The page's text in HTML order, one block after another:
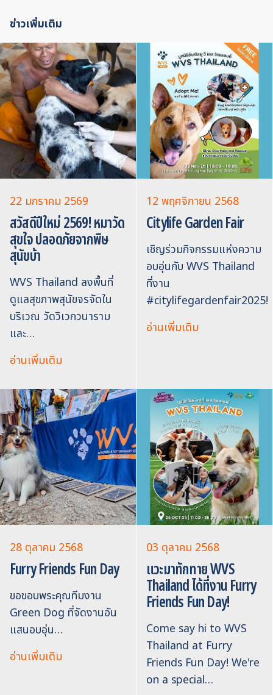
ข่าวเพิ่มเติม
22 มกราคม 2569
สวัสดีปีใหม่ 2569! หมาวัด
สุขใจ ปลอดภัยจากพิษ
สุนัขบ้า
WVS Thailand ลงพื้นที่
ดูแลสุขภาพสุนัขจรจัดใน
บริเวณ วัดวิเวกวนาราม
และ…
อ่านเพิ่มเติม
12 พฤศจิกายน 2568
Citylife Garden Fair
เชิญร่วมกิจกรรมแห่งความ
อบอุ่นกับ WVS Thailand
ที่งาน
#citylifegardenfair2025!
อ่านเพิ่มเติม
28 ตุลาคม 2568
Furry Friends Fun Day
ขอขอบพระคุณทีมงาน
Green Dog ที่จัดงานอัน
แสนอบอุ่น…
อ่านเพิ่มเติม
03 ตุลาคม 2568
แวะมาทักทาย WVS
Thailand ได้ที่งาน Furry
Friends Fun Day!
Come say hi to WVS
Thailand at Furry
Friends Fun Day! We're
on a special…